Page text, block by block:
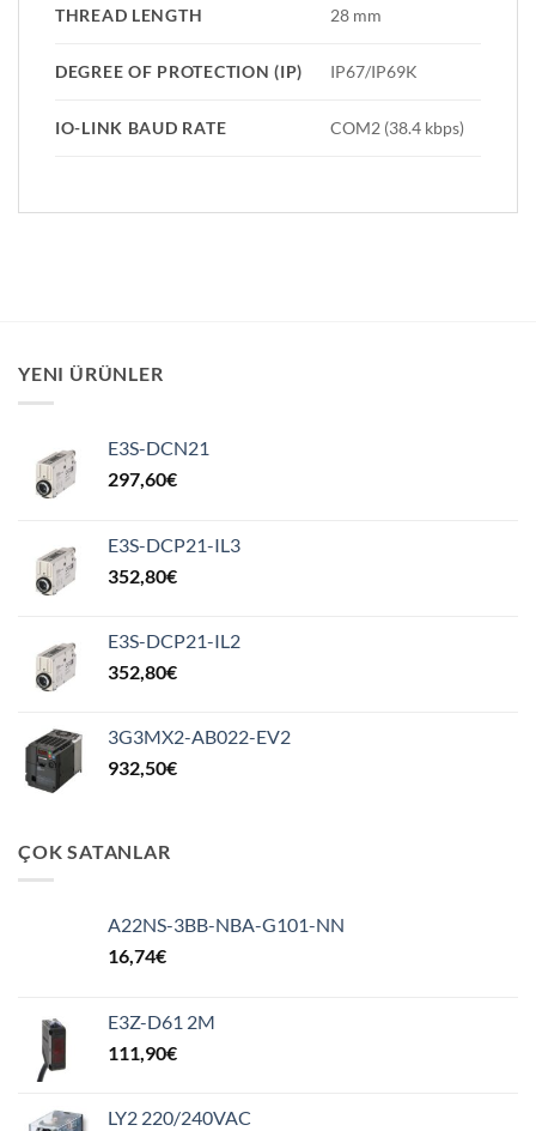
THREAD LENGTH 28 mm
DEGREE OF PROTECTION (IP) IP67/IP69K
IO-LINK BAUD RATE COM2 (38.4 kbps)
YENI ÜRÜNLER
E3S-DCN21
297,60€
E3S-DCP21-IL3
352,80€
E3S-DCP21-IL2
352,80€
3G3MX2-AB022-EV2
932,50€
ÇOK SATANLAR
A22NS-3BB-NBA-G101-NN
16,74€
E3Z-D61 2M
111,90€
LY2 220/240VAC